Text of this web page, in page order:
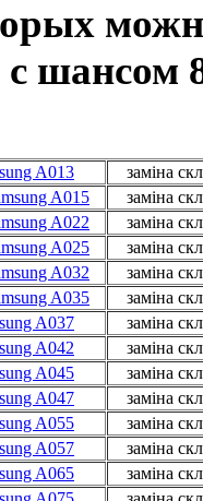
с шансом
A013
заміна
A015
заміна
A022
заміна
A025
заміна
A032
заміна
A035
заміна
A037
заміна
A042
заміна
A045
заміна
A047
заміна
A055
заміна
A057
заміна
A065
заміна